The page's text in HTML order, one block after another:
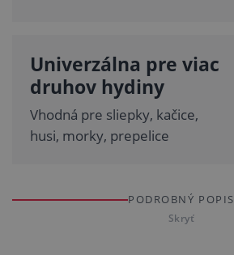
Univerzálna pre viac
druhov hydiny
Vhodná pre sliepky, kačice,
husi, morky, prepelice
PODROBNÝ POPIS
Skryť